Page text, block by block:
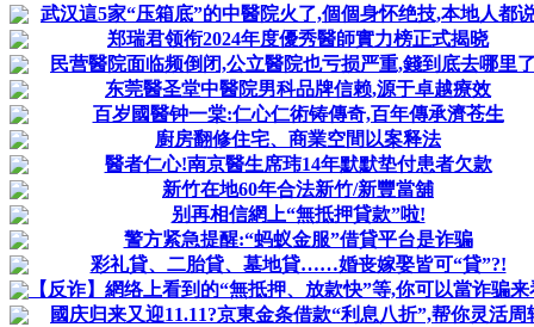
武汉這5家“压箱底”的中醫院火了,個個身怀绝技,本地人都
郑瑞君领衔2024年度優秀醫師實力榜正式揭晓
民营醫院面临频倒闭,公立醫院也亏损严重,錢到底去哪里
东莞醫圣堂中醫院男科品牌信赖,源于卓越療效
百岁國醫钟一棠:仁心仁術铸傳奇,百年傳承濟苍生
廚房翻修住宅、商業空間以案释法
醫者仁心!南京醫生席玮14年默默垫付患者欠款
新竹在地60年合法新竹/新豐當舖
别再相信網上“無抵押貸款”啦!
警方紧急提醒:“蚂蚁金服”借貸平台是诈骗
彩礼貸、二胎貸、墓地貸……婚丧嫁娶皆可“貸”?!
【反诈】網络上看到的“無抵押、放款快”等,你可以當诈骗来
國庆归来又迎11.11?京東金条借款“利息八折”,帮你灵活周